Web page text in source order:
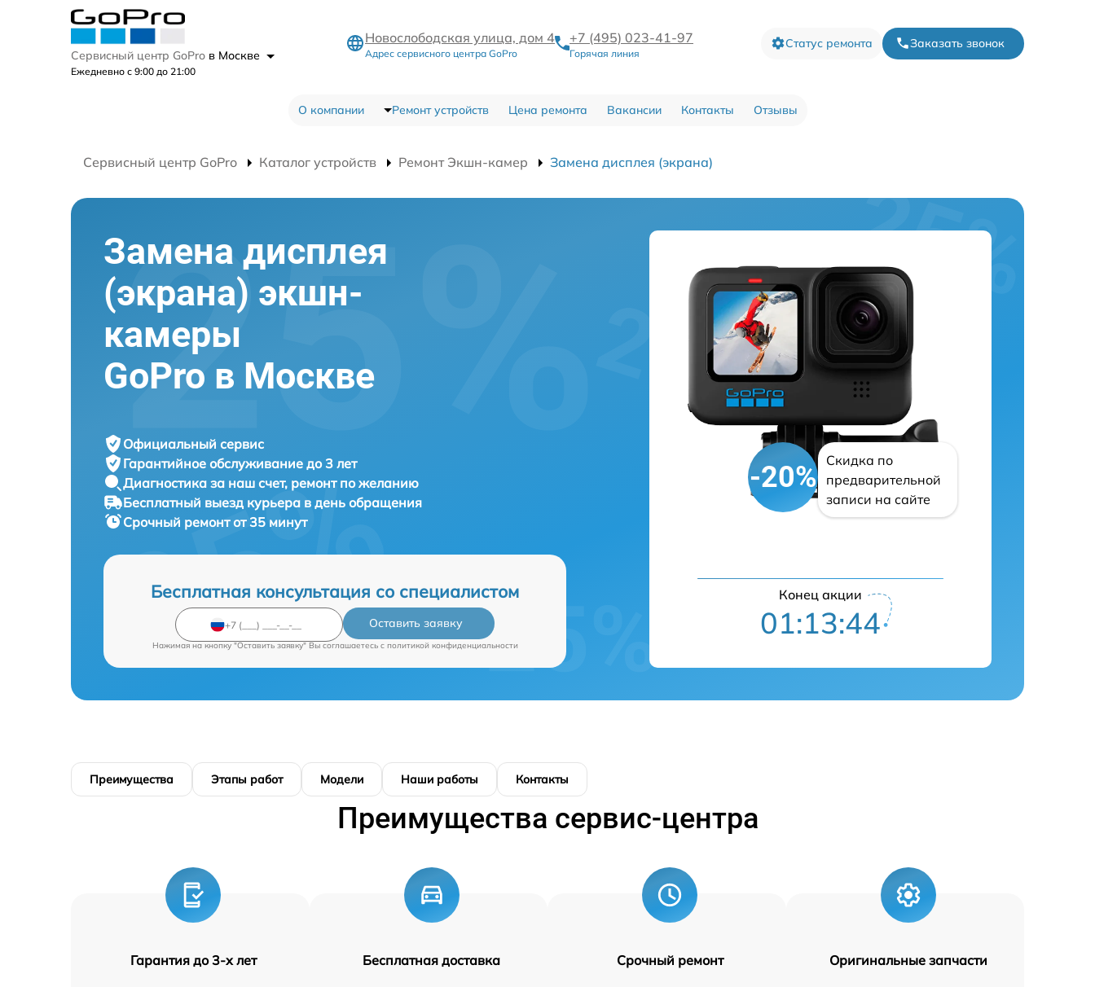
Сервисный центр GoPro в Москве
Ежедневно с 9:00 до 21:00
Новослободская улица, дом 4
Адрес сервисного центра GoPro
+7 (495) 023-41-97
Горячая линия
Статус ремонта Заказать звонок
О компании Ремонт устройств Цена ремонта Вакансии Контакты Отзывы
Сервисный центр GoPro Каталог устройств Ремонт Экшн-камер Замена дисплея (экрана)
Замена дисплея
(экрана) экшн-
камеры
GoPro в Москве
Официальный сервис
Гарантийное обслуживание до 3 лет
Диагностика за наш счет, ремонт по желанию
Бесплатный выезд курьера в день обращения
Срочный ремонтот 35 минут
Бесплатная консультация со специалистом
Оставить заявку
Нажимая на кнопку "Оставить заявку" Вы соглашаетесь c политикой конфиденциальности
-20%
Скидка по
предварительной
записи на сайте
Конец акции
01:13:43
Преимущества Этапы работ Модели Наши работы Контакты
Преимущества сервис-центра
Гарантия до 3-х лет Бесплатная доставка Срочный ремонт Оригинальные запчасти